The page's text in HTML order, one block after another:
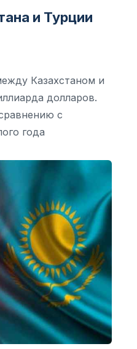
и Турции
Казахстаном и
долларов.
с
года